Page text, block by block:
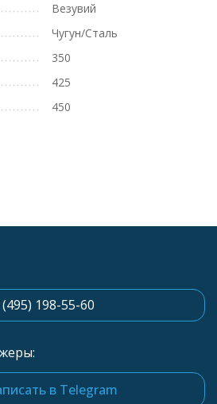
Везувий
Чугун/Сталь
350
425
450
198-55-60
в Telegram